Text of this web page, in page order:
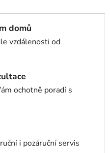
domů
vzdálenosti od
ochotně poradí s
i pozáruční servis